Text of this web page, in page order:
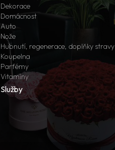
Dekorace
Domácnost
Auto
Nože
Hubnutí, regenerace, doplňky stravy
Koupelna
Parfémy
Vitamíny
Služby